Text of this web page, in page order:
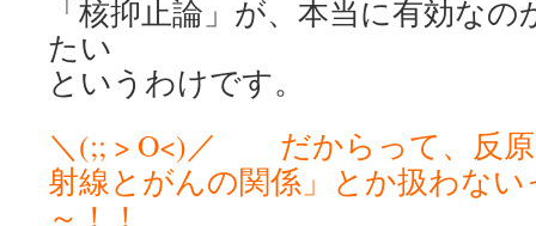
「核抑止論」が、本当に有効な
たい
というわけです。
＼(;; > O<)／ だからって、反原
射線とがんの関係」とか扱わな
～！！